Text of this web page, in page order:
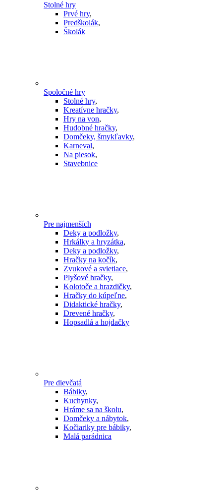
Stolné hry
Prvé hry,
Predškolák,
Školák
Spoločné hry
Stolné hry,
Kreatívne hračky,
Hry na von,
Hudobné hračky,
Domčeky, šmykľavky,
Karneval,
Na piesok,
Stavebnice
Pre najmenších
Deky a podložky,
Hrkálky a hryzátka,
Deky a podložky,
Hračky na kočík,
Zvukové a svietiace,
Plyšové hračky,
Kolotoče a hrazdičky,
Hračky do kúpeľne,
Didaktické hračky,
Drevené hračky,
Hopsadlá a hojdačky
Pre dievčatá
Bábiky,
Kuchynky,
Hráme sa na školu,
Domčeky a nábytok,
Kočiariky pre bábiky,
Malá parádnica